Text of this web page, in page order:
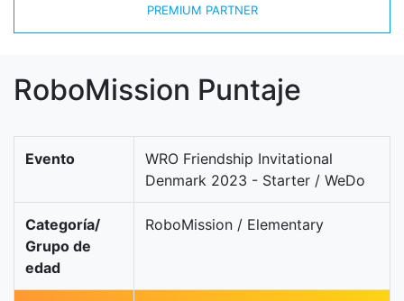
PREMIUM PARTNER
RoboMission Puntaje
Evento
WRO Friendship Invitational
Denmark 2023 - Starter / WeDo
Categoría/
Grupo de
edad
RoboMission / Elementary